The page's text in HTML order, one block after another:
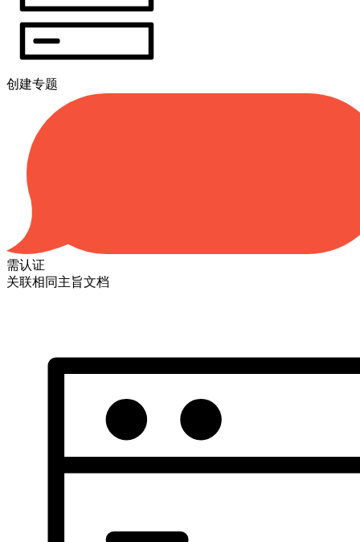
创建专题
需认证
关联相同主旨文档